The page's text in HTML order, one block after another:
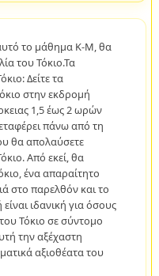
το μάθημα K-M, θα
του Τόκιο.Τα
Δείτε τα
στην εκδρομή
1,5 έως 2 ωρών
πάνω από τη
θα απολαύσετε
Από εκεί, θα
ένα απαραίτητο
στο παρελθόν και το
ιδανική για όσους
Τόκιο σε σύντομο
την αξέχαστη
αξιοθέατα του